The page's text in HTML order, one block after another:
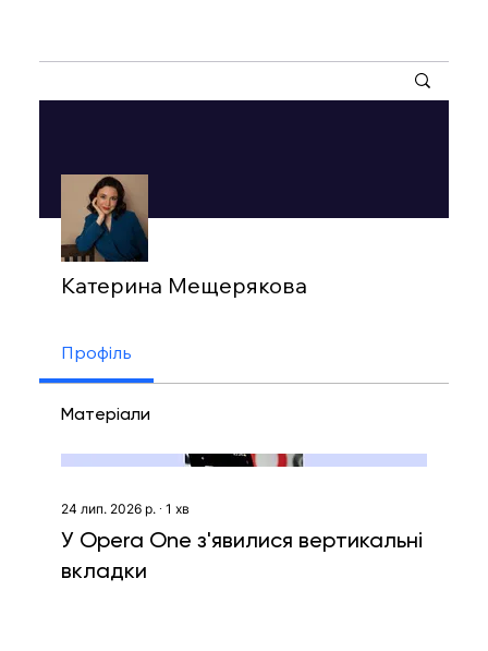
Катерина Мещерякова
Профіль
Матеріали
24 лип. 2026 р. ∙ 1 хв
У Opera One з'явилися вертикальні
вкладки